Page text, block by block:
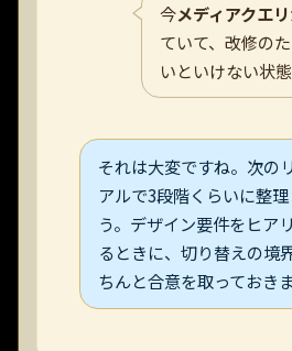
今メディアクエリ
ていて、改修の
いといけない状態
それは大変ですね。次の
アルで3段階くらいに整
う。デザイン要件をヒア
るときに、切り替えの境
ちんと合意を取っておきま